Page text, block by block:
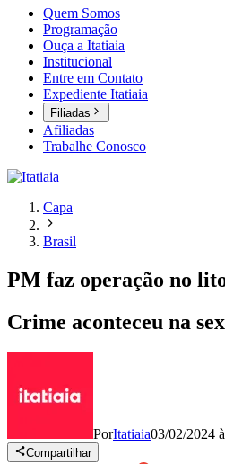
Quem Somos
Programação
Ouça a Itatiaia
Institucional
Entre em Contato
Expediente Itatiaia
Filiadas
Afiliadas
Trabalhe Conosco
Capa
Brasil
PM faz operação no
Crime aconteceu na
PorItatiaia03/02/2024
Compartilhar